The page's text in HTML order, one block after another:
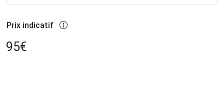
Prix indicatif
95€